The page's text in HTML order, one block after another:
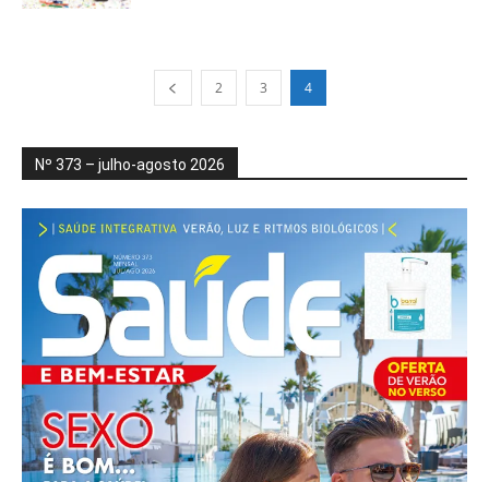
2 3 4
Nº 373 – julho-agosto 2026